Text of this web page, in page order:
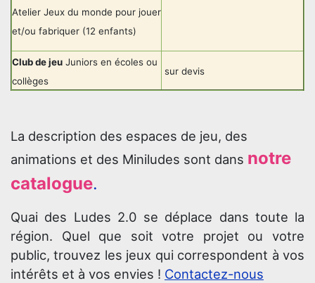
Atelier Jeux du monde pour jouer
et/ou fabriquer (12 enfants)
Club de jeu Juniors en écoles ou
collèges
sur devis
La description des espaces de jeu, des
animations et des Miniludes sont dans notre
catalogue.
Quai des Ludes 2.0 se déplace dans toute la
région. Quel que soit votre projet ou votre
public, trouvez les jeux qui correspondent à vos
intérêts et à vos envies ! Contactez-nous